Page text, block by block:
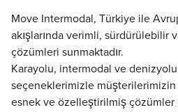
Move Intermodal, Türkiye ile
akışlarında verimli, sürdürülebilir
çözümleri sunmaktadır.
Karayolu, intermodal ve denizyolu
seçeneklerimizle müşterilerimizin
esnek ve özelleştirilmiş